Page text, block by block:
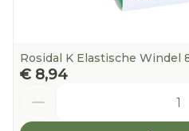
Rosidal K Elastische Windel
€ 8,94